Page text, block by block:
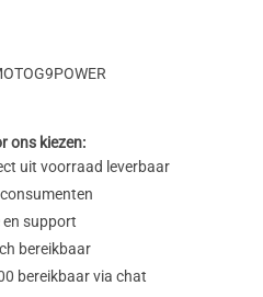
ons kiezen:
uit voorraad leverbaar
en support
bereikbaar
bereikbaar via chat